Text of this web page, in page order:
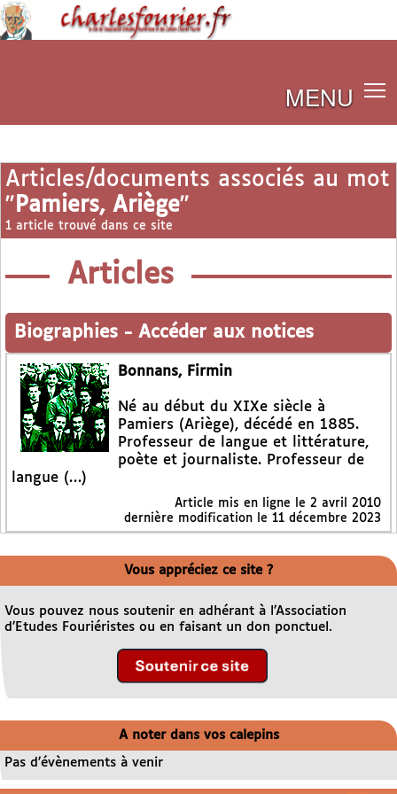
MENU
Articles/documents associés au mot
" Pamiers, Ariège"
1 article trouvé dans ce site
Articles
Biographies - Accéder aux notices
Bonnans, Firmin
Né au début du XIXe siècle à
Pamiers (Ariège), décédé en 1885.
Professeur de langue et littérature,
poète et journaliste. Professeur de
langue (…)
Article mis en ligne le 2 avril 2010
dernière modification le 11 décembre 2023
Vous appréciez ce site ?
Vous pouvez nous soutenir en adhérant à l’Association
d’Etudes Fouriéristes ou en faisant un don ponctuel.
A noter dans vos calepins
Pas d’évènements à venir